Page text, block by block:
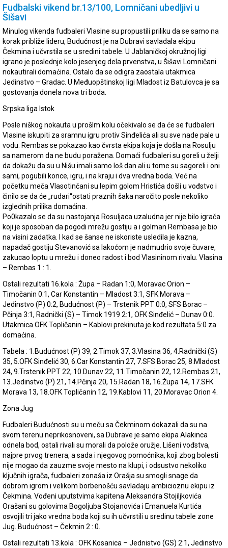
Fudbalski vikend br.13/100, Lomničani ubedljivi u
Šišavi
Minulog vikenda fudbaleri Vlasine su propustili priliku da se samo na
korak približe lideru, Budućnost je na Dubravi savladala ekipu
Čekmina i učvrstila se u sredini tabele. U Jablaničkoj okružnoj ligi
igrano je poslednje kolo jesenjeg dela prvenstva, u Šišavi Lomničani
nokautirali domaćina. Ostalo da se odigra zaostala utakmica
Jedinstvo – Gradac. U Međuopštinskoj ligi Mladost iz Batulovca je sa
gostovanja donela nova tri boda.
Srpska liga Istok
Posle niškog nokauta u prošlm kolu očekivalo se da će se fudbaleri
Vlasine iskupiti za sramnu igru protiv Sinđelića ali su sve nade pale u
vodu. Rembas se pokazao kao čvrsta ekipa koja je došla na Rosulju
sa namerom da ne budu poražena. Domaći fudbaleri su goreli u želji
da dokažu da su u Nišu imali samo loš dan ali u tome su sagoreli i oni
sami, pogubili konce, igru, i na kraju i dva vredna boda. Već na
početku meča Vlasotinčani su lepim golom Hristića došli u vođstvo i
činilo se da će „rudari“ostati praznih šaka naročito posle nekoliko
izglednih prilika domaćina.
Po0kazalo se da su nastojanja Rosuljaca uzaludna jer nije bilo igrača
koji je sposoban da pogodi mrežu gostiju a i golman Rembasa je bio
na visini zadatka. I kad se šanse ne iskoriste usledila je kazna,
napadač gostiju Stevanović sa lakoćom je nadmudrio svoje čuvare,
zakucao loptu u mrežu i doneo radost i bod Vlasininom rivalu. Vlasina
– Rembas 1 : 1.
Ostali rezultati 16.kola : Župa – Radan 1:0, Moravac Orion –
Timočanin 0:1, Car Konstantin – Mladost 3:1, SFK Morava –
Jedinstvo (P) 0:2, Budućnost (P) – Trstenik PPT 0:0, SFS Borac –
Pčinja 3:1, Radnički (S) – Timok 1919 2:1, OFK Sinđelić – Dunav 0:0.
Utakmica OFK Topličanin – Kablovi prekinuta je kod rezultata 5:0 za
domaćina.
Tabela : 1.Budućnost (P) 39, 2.Timok 37, 3.Vlasina 36, 4.Radnički (S)
35, 5.OFK Sinđelić 30, 6.Car Konstantin 27, 7.SFS Borac 25, 8.Mladost
24, 9.Trstenik PPT 22, 10.Dunav 22, 11.Timočanin 22, 12.Rembas 21,
13.Jedinstvo (P) 21, 14.Pčinja 20, 15.Radan 18, 16.Župa 14, 17.SFK
Morava 13, 18.OFK Topličanin 12, 19.Kablovi 11, 20.Moravac Orion 4.
Zona Jug
Fudbaleri Budućnosti su u meču sa Čekminom dokazali da su na
svom terenu neprikosnoveni, sa Dubrave je samo ekipa Alakinca
odnela bod, ostali rivali su morali da polože oružje. Lišeni vođstva,
najpre prvog trenera, a sada i njegovog pomoćnika, koji zbog bolesti
nije mogao da zauzme svoje mesto na klupi, i odsustvo nekoliko
ključnih igrača, fudbaleri zonaša iz Orašja su smogli snage da
dobrom igrom i velikom borbenošću savladaju ambicioznu ekipu iz
Čekmina. Vođeni uputstvima kapitena Aleksandra Stojiljkovića
Orašani su golovima Bogoljuba Stojanovića i Emanuela Kurtića
osvojili tri jako vredna boda koji su ih učvrstili u sredinu tabele zone
Jug. Budućnost – Čekmin 2 : 0.
Ostali rezultati 13.kola : OFK Kosanica – Jednistvo (GS) 2:1, Jedinstvo